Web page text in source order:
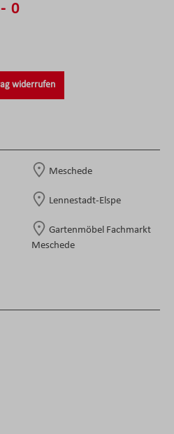
0
widerrufen
Meschede
Lennestadt-Elspe
Gartenmöbel Fachmarkt
Meschede